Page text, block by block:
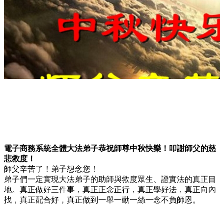
電子商務系統全體大法弟子恭祝師尊中秋快樂！叩謝師父的慈
悲救度！
師父辛苦了！弟子想念您！
弟子們一定實現大法弟子的助師與救度眾生、證實法的真正目
地。真正做好三件事，真正正念正行，真正學好法，真正向內
找，真正配合好，真正做到一舉一動一絲一念不負師恩。